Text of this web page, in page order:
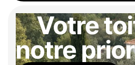
Votre
notre